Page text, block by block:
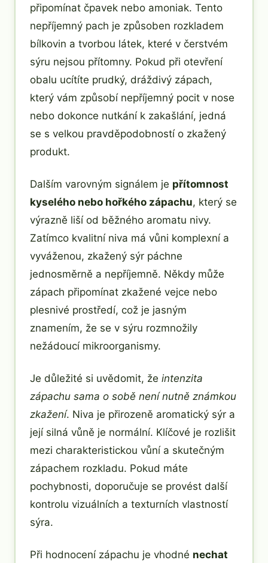
připomínat čpavek nebo amoniak. Tento
nepříjemný pach je způsoben rozkladem
bílkovin a tvorbou látek, které v čerstvém
sýru nejsou přítomny. Pokud při otevření
obalu ucítíte prudký, dráždivý zápach,
který vám způsobí nepříjemný pocit v nose
nebo dokonce nutkání k zakašlání, jedná
se s velkou pravděpodobností o zkažený
produkt.
Dalším varovným signálem je přítomnost
kyselého nebo hořkého zápachu, který se
výrazně liší od běžného aromatu nivy.
Zatímco kvalitní niva má vůni komplexní a
vyváženou, zkažený sýr páchne
jednosměrně a nepříjemně. Někdy může
zápach připomínat zkažené vejce nebo
plesnivé prostředí, což je jasným
znamením, že se v sýru rozmnožily
nežádoucí mikroorganismy.
Je důležité si uvědomit, že intenzita
zápachu sama o sobě není nutně známkou
zkažení. Niva je přirozeně aromatický sýr a
její silná vůně je normální. Klíčové je rozlišit
mezi charakteristickou vůní a skutečným
zápachem rozkladu. Pokud máte
pochybnosti, doporučuje se provést další
kontrolu vizuálních a texturních vlastností
sýra.
Při hodnocení zápachu je vhodné nechat